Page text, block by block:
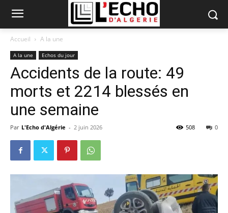
Accueil A la une
A la une Echos du jour
Accidents de la route: 49
morts et 2214 blessés en
une semaine
Par L'Echo d'Algérie - 2 juin 2026 0
508